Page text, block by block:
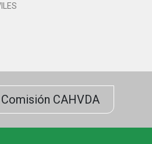
CAHVDA